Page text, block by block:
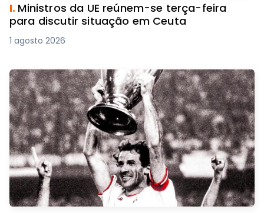
I. Ministros da UE reúnem-se terça-feira
para discutir situação em Ceuta
1 agosto 2026